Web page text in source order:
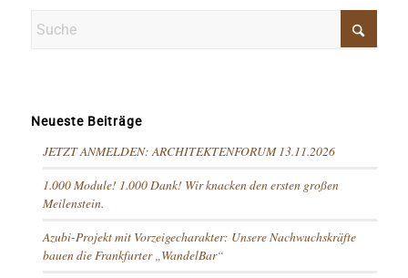
Neueste Beiträge
JETZT ANMELDEN: ARCHITEKTENFORUM 13.11.2026
1.000 Module! 1.000 Dank! Wir knacken den ersten großen
Meilenstein.
Azubi-Projekt mit Vorzeigecharakter: Unsere Nachwuchskräfte
bauen die Frankfurter „WandelBar“